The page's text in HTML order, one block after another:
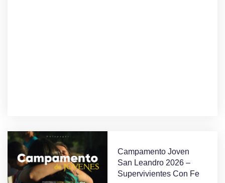
Campamento Joven
San Leandro 2026 –
Supervivientes Con Fe